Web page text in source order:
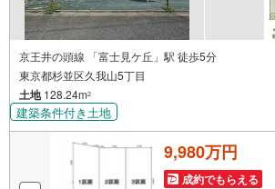
京王井の頭線 「富士見ケ丘」駅 徒歩5分
東京都杉並区久我山5丁目
土地128.24m2
建築条件付き土地
9,980万円
成約でもらえる